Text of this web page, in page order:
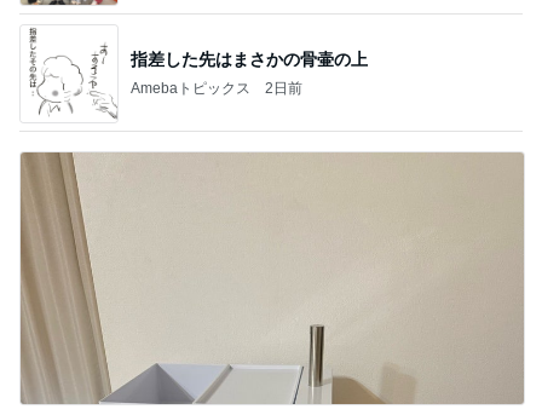
指差した先はまさかの骨壷の上
Amebaトピックス 2日前